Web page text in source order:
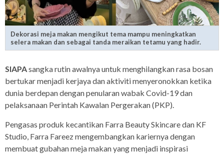
Dekorasi meja makan mengikut tema mampu meningkatkan
selera makan dan sebagai tanda meraikan tetamu yang hadir.
SIAPAsangka rutin awalnya untuk menghilangkan rasa bosan
bertukar menjadi kerjaya dan aktiviti menyeronokkan ketika
dunia berdepan dengan penularan wabak Covid-19 dan
pelaksanaan Perintah Kawalan Pergerakan (PKP).
Pengasas produk kecantikan Farra Beauty Skincare dan KF
Studio, Farra Fareez mengembangkan kariernya dengan
membuat gubahan meja makan yang menjadi inspirasi